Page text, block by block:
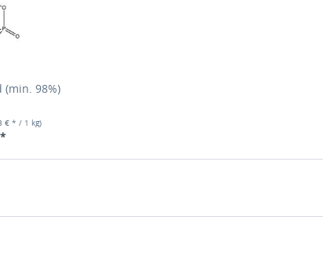
(min. 98%)
€ * / 1 kg)